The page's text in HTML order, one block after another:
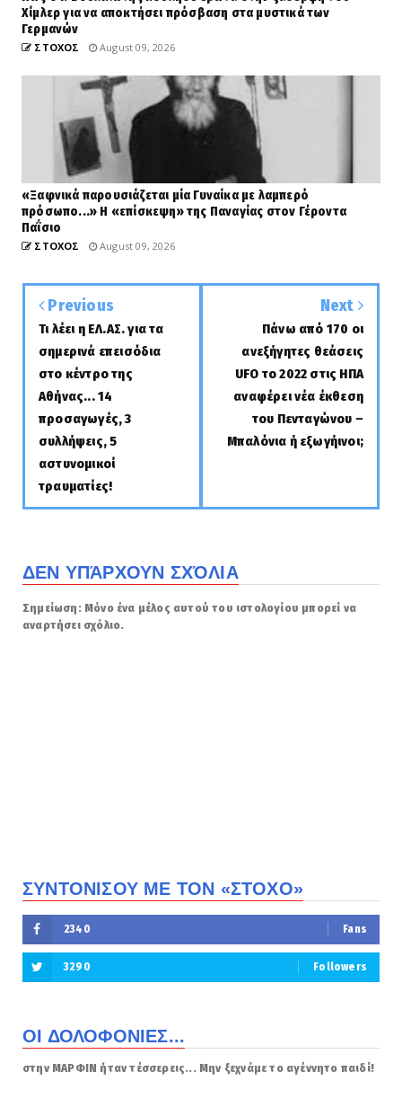
Χίμλερ για να αποκτήσει πρόσβαση στα μυστικά των
Γερμανών
ΣΤΟΧΟΣ August 09, 2026
«Ξαφνικά παρουσιάζεται μία Γυναίκα με λαμπερό
πρόσωπο...» Η «επίσκεψη» της Παναγίας στον Γέροντα
Παΐσιο
ΣΤΟΧΟΣ August 09, 2026
Previous
Τι λέει η ΕΛ.ΑΣ. για τα
σημερινά επεισόδια
στο κέντρο της
Αθήνας... 14
προσαγωγές, 3
συλλήψεις, 5
αστυνομικοί
τραυματίες!
Next
Πάνω από 170 οι
ανεξήγητες θεάσεις
UFO το 2022 στις ΗΠΑ
αναφέρει νέα έκθεση
του Πενταγώνου –
Μπαλόνια ή εξωγήινοι;
ΔΕΝ ΥΠΆΡΧΟΥΝ ΣΧΌΛΙΑ
Σημείωση: Μόνο ένα μέλος αυτού του ιστολογίου μπορεί να
αναρτήσει σχόλιο.
ΣΥΝΤΟΝΙΣΟΥ ΜΕ ΤΟΝ «ΣΤΟΧΟ»
2340 Fans
3290 Followers
ΟΙ ΔΟΛΟΦΟΝΙΕΣ...
στην ΜΑΡΦΙΝ ήταν τέσσερεις... Μην ξεχνάμε το αγέννητο παιδί!